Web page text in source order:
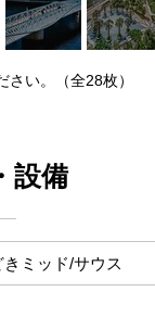
い。（全28枚）
設備
ミッド/サウス